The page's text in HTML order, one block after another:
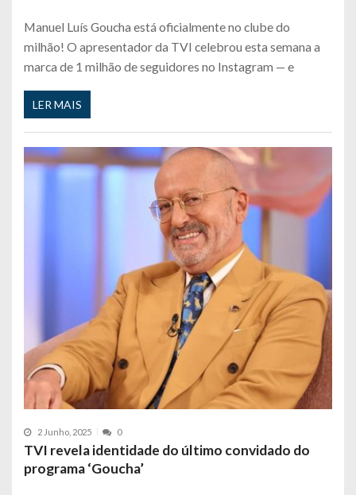
Manuel Luís Goucha está oficialmente no clube do
milhão! O apresentador da TVI celebrou esta semana a
marca de 1 milhão de seguidores no Instagram — e
LER MAIS
2 Junho, 2025 0
TVI revela identidade do último convidado do
programa ‘Goucha’